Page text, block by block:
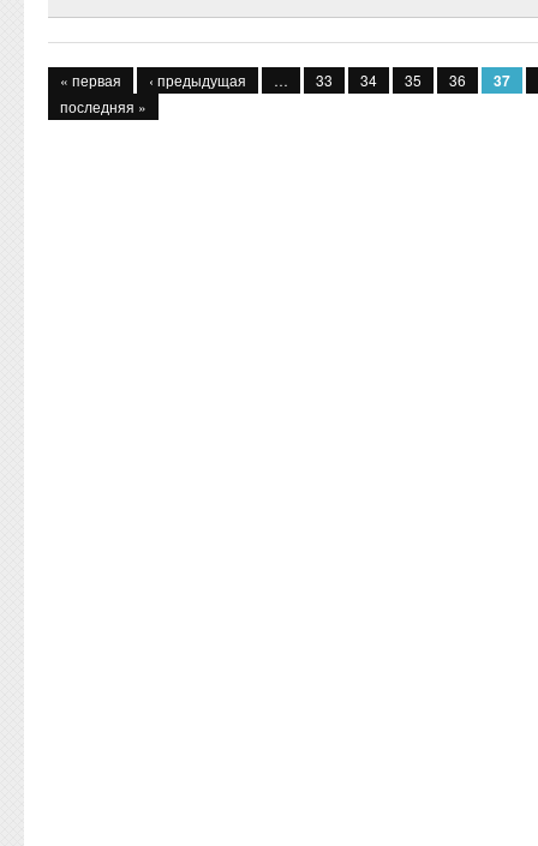
« первая ‹ предыдущая … 33 34 35 36 37
последняя »